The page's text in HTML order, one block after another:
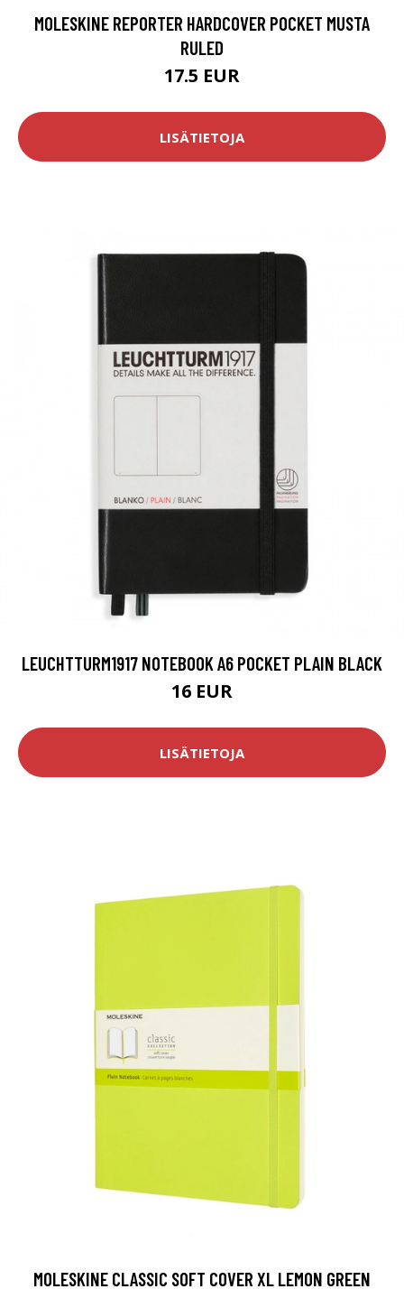
MOLESKINE REPORTER HARDCOVER POCKET MUSTA
RULED
17.5 EUR
LISÄTIETOJA
LEUCHTTURM1917 NOTEBOOK A6 POCKET PLAIN BLACK
16 EUR
LISÄTIETOJA
MOLESKINE CLASSIC SOFT COVER XL LEMON GREEN